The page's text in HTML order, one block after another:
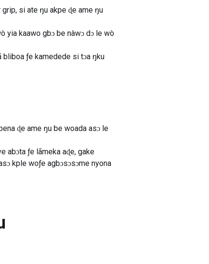
si ate ŋu akpe ɖe ame ŋu
yia kaawo gbɔ be nàwɔ dɔ le wò
bliboa ƒe kamedede si tɔa ŋku
ɖe ame ŋu be woada asɔ le
abɔta ƒe lãmeka aɖe, gake
kple woƒe agbɔsɔsɔme nyona